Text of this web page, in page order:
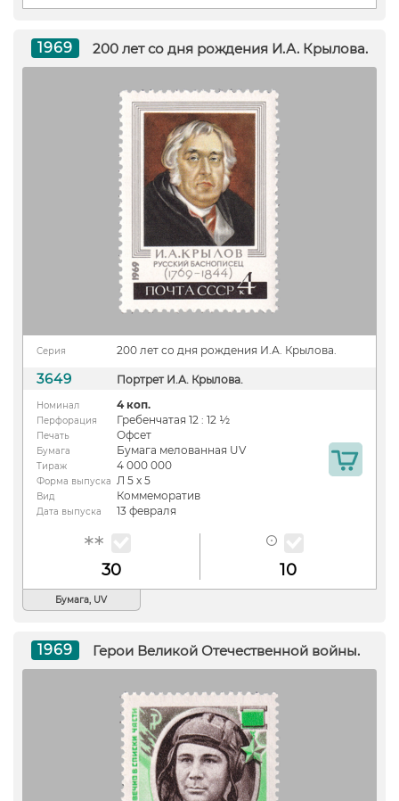
1969 200 лет со дня рождения И.А. Крылова.
Серия 200 лет со дня рождения И.А. Крылова.
3649 Портрет И.А. Крылова.
Номинал 4 коп.
Перфорация Гребенчатая 12 : 12 ½
Печать Офсет
Бумага Бумага мелованная UV
Тираж 4 000 000
Форма выпуска Л 5 х 5
Вид Коммеморатив
Дата выпуска 13 февраля
30 10
Бумага, UV
1969 Герои Великой Отечественной войны.